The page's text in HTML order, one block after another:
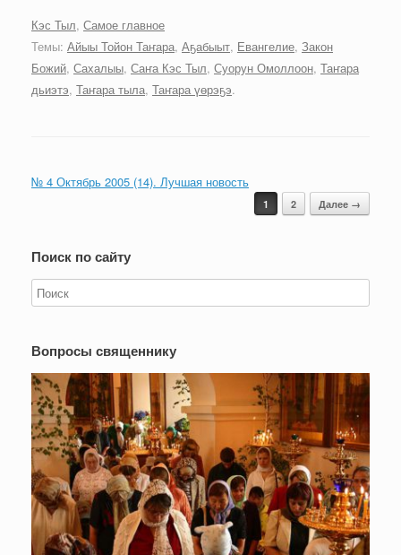
Кэс Тыл, Самое главное
Темы: Айыы Тойон Таҥара, Аҕабыыт, Евангелие, Закон
Божий, Сахалыы, Саҥа Кэс Тыл, Суорун Омоллоон, Таҥара
дьиэтэ, Таҥара тыла, Таҥара үөрэҕэ.
№ 4 Октябрь 2005 (14). Лучшая новость
1 2 Далее →
Поиск по сайту
Вопросы священнику